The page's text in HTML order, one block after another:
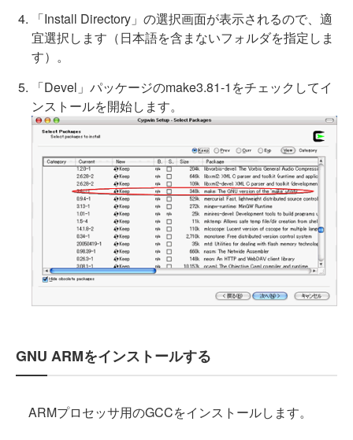
「Install Directory」の選択画面が表示されるので、適
宜選択します（日本語を含まないフォルダを指定しま
す）。
「Devel」パッケージのmake3.81-1をチェックしてイ
ンストールを開始します。
GNU ARMをインストールする
ARMプロセッサ用のGCCをインストールします。